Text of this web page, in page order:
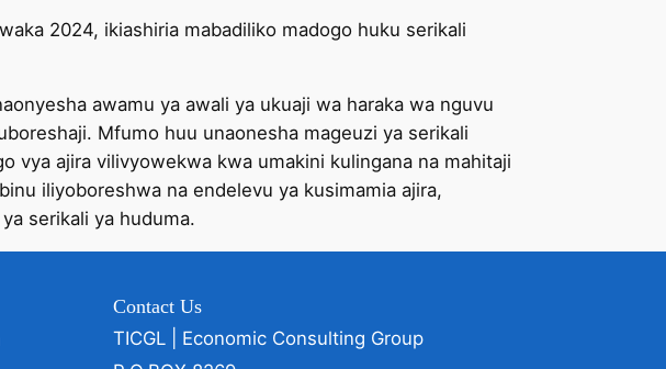
2024, ikiashiria mabadiliko madogo huku serikali
awamu ya awali ya ukuaji wa haraka wa nguvu
Mfumo huu unaonesha mageuzi ya serikali
vya ajira vilivyowekwa kwa umakini kulingana na mahitaji
iliyoboreshwa na endelevu ya kusimamia ajira,
serikali ya huduma.
Contact Us
TICGL | Economic Consulting Group